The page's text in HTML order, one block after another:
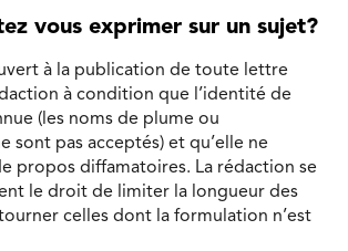
vous exprimer sur un sujet?
à la publication de toute lettre
à condition que l’identité de
(les noms de plume ou
sont pas acceptés) et qu’elle ne
propos diffamatoires. La rédaction se
le droit de limiter la longueur des
celles dont la formulation n’est